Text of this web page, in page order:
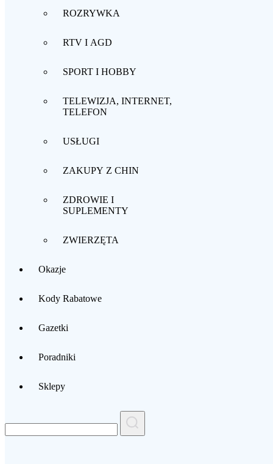
ROZRYWKA
RTV I AGD
SPORT I HOBBY
TELEWIZJA, INTERNET,
TELEFON
USŁUGI
ZAKUPY Z CHIN
ZDROWIE I
SUPLEMENTY
ZWIERZĘTA
Okazje
Kody Rabatowe
Gazetki
Poradniki
Sklepy